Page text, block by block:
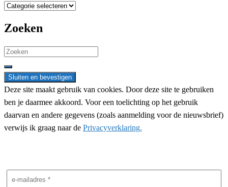
Categorieën
Zoeken
Search
for:
Deze site maakt gebruik van cookies. Door deze site te gebruiken
ben je daarmee akkoord. Voor een toelichting op het gebruik
daarvan en andere gegevens (zoals aanmelding voor de nieuwsbrief)
verwijs ik graag naar de Privacyverklaring.